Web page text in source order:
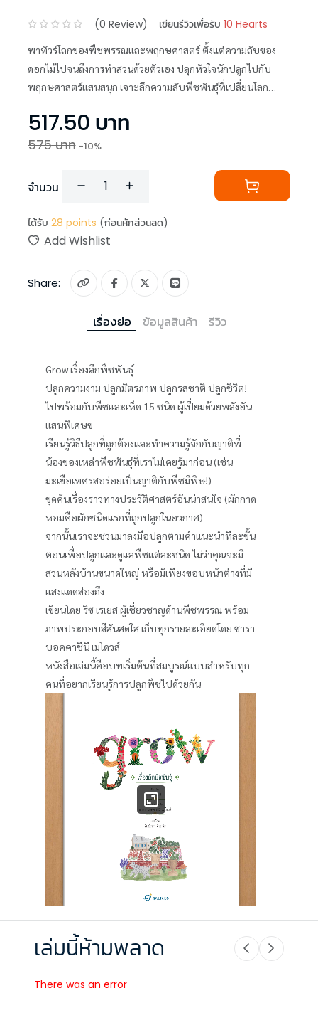
(0 Review) เขียนรีวิวเพื่อรับ 10 Hearts
พาทัวร์โลกของพืชพรรณและพฤกษศาสตร์ ตั้งแต่ความลับของ
ดอกไม้ไปจนถึงการทำสวนด้วยตัวเอง ปลุกหัวใจนักปลูกไปกับ
พฤกษศาสตร์แสนสนุก เจาะลึกความลับพืชพันธุ์ที่เปลี่ยนโลก
517.50 บาท
575บาท -10%
จำนวน
ได้รับ 28 points (ก่อนหักส่วนลด)
Add Wishlist
Share:
เรื่องย่อ ข้อมูลสินค้า รีวิว
Grow เรื่องลึกพืชพันธุ์
ปลูกความงาม ปลูกมิตรภาพ ปลูกรสชาติ ปลูกชีวิต!
ไปพร้อมกับพืชและเห็ด 15 ชนิด ผู้เปี่ยมด้วยพลังอัน
แสนพิเศษฃ
เรียนรู้วิธีปลูกที่ถูกต้องและทำความรู้จักกับญาติพี่
น้องของเหล่าพืชพันธุ์ที่เราไม่เคยรู้มาก่อน (เช่น
มะเขือเทศรสอร่อยเป็นญาติกับพืชมีพิษ!)
ขุดค้นเรื่องราวทางประวัติศาสตร์อันน่าสนใจ (ผักกาด
หอมคือผักชนิดแรกที่ถูกปลูกในอวกาศ)
จากนั้นเราจะชวนมาลงมือปลูกตามคำแนะนำทีละขั้น
ตอนเพื่อปลูกและดูแลพืชแต่ละชนิด ไม่ว่าคุณจะมี
สวนหลังบ้านขนาดใหญ่ หรือมีเพียงขอบหน้าต่างที่มี
แสงแดดส่องถึง
เขียนโดย ริซ เรเยส ผู้เชี่ยวชาญด้านพืชพรรณ พร้อม
ภาพประกอบสีสันสดใส เก็บทุกรายละเอียดโดย ซารา
บอคคาชีนี เมโดวส์
หนังสือเล่มนี้คือบทเริ่มต้นที่สมบูรณ์แบบสำหรับทุก
คนที่อยากเรียนรู้การปลูกพืชไปด้วยกัน
เล่มนี้ห้ามพลาด
There was an error